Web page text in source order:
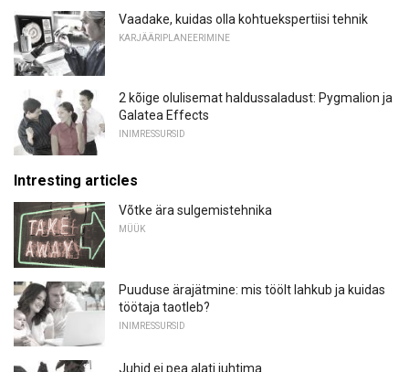
Vaadake, kuidas olla kohtuekspertiisi tehnik
KARJÄÄRIPLANEERIMINE
2 kõige olulisemat haldussaladust: Pygmalion ja
Galatea Effects
INIMRESSURSID
Intresting articles
Võtke ära sulgemistehnika
MÜÜK
Puuduse ärajätmine: mis töölt lahkub ja kuidas
töötaja taotleb?
INIMRESSURSID
Juhid ei pea alati juhtima